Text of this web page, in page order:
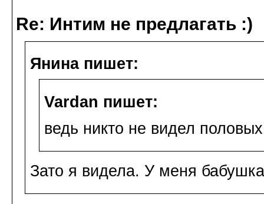
Re: Интим не предлагать :)
Янина пишет:
Vardan пишет:
ведь никто не видел
Зато я видела. У меня